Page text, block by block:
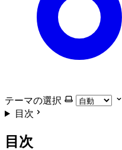
テーマの選択
目次
目次